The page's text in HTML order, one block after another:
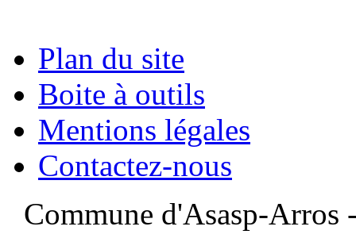
Plan du site
Boite à outils
Mentions légales
Contactez-nous
Commune d'Asasp-Arros